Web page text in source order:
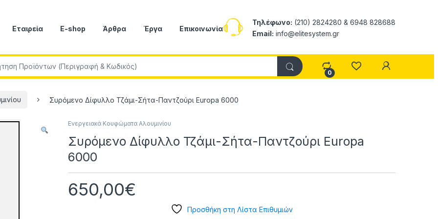
Εταιρεία E-shop Άρθρα Έργα Επικοινωνία
Τηλέφωνο: (210) 2824280 & 6948 828688
Email: info@elitesystem.gr
0
Συρόμενο Δίφυλλο Τζάμι-Σήτα-Παντζούρι Europa 6000
Ενεργειακά Κουφώματα Αλουμινίου
Συρόμενο Δίφυλλο Τζάμι-Σήτα-Παντζούρι Europa
6000
650,00€
Προσθήκη στη Λίστα Επιθυμιών